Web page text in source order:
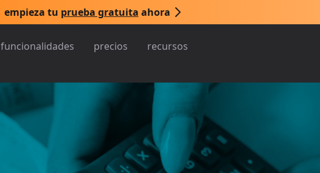
empieza tu prueba gratuita ahora
funcionalidades precios recursos